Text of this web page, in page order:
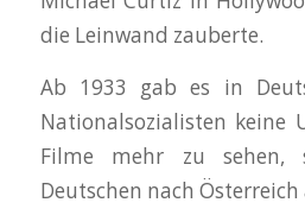
die Leinwand zauberte.
Ab 1933 gab es in
Nationalsozialisten keine
Filme mehr zu sehen,
Deutschen nach